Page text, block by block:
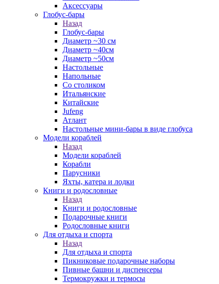
Аксессуары
Глобус-бары
Назад
Глобус-бары
Диаметр ~30 см
Диаметр ~40см
Диаметр ~50см
Настольные
Напольные
Со столиком
Итальянские
Китайские
Jufeng
Атлант
Настольные мини-бары в виде глобуса
Модели кораблей
Назад
Модели кораблей
Корабли
Парусники
Яхты, катера и лодки
Книги и родословные
Назад
Книги и родословные
Подарочные книги
Родословные книги
Для отдыха и спорта
Назад
Для отдыха и спорта
Пикниковые подарочные наборы
Пивные башни и диспенсеры
Термокружки и термосы